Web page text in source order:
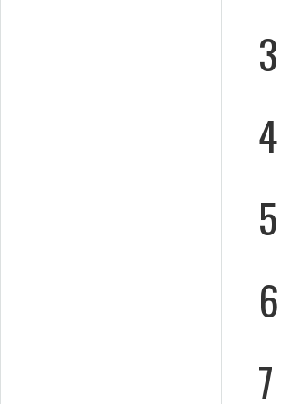
3
4
5
6
7